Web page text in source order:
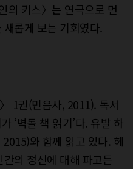
의 키스〉는 연극으로 먼
롭게 보는 기회였다.
1권(민음사, 2011). 독서
‘벽돌 책 읽기’다. 유발 하
와 함께 읽고 있다. 헤
의 정신에 대해 파고든